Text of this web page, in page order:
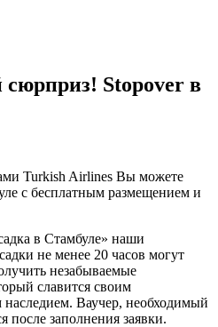
Stopover в
Turkish Airlines Вы можете
с бесплатным размещением и
в Стамбуле» наши
не менее 20 часов могут
незабываемые
славится своим
Ваучер, необходимый
после заполнения заявки.